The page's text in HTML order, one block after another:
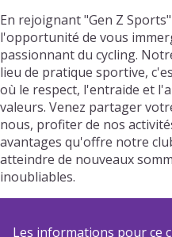
En rejoignant "Gen Z
l'opportunité de vous
passionnant du cycling.
lieu de pratique sportive,
où le respect, l'entraide et
valeurs. Venez partager
nous, profiter de nos
avantages qu'offre notre
atteindre de nouveaux
inoubliables.
Les informations pour ce